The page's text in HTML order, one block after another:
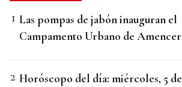
Las pompas de jabón inauguran el
Campamento Urbano de Amencer
Horóscopo del día: miércoles, 5 de